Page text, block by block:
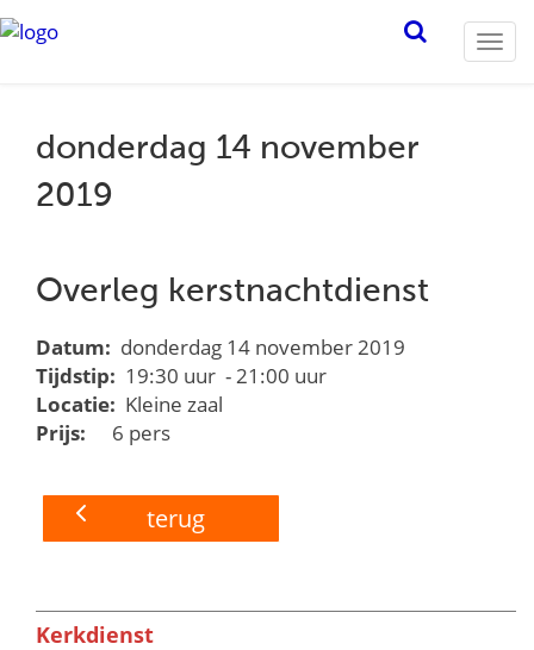
donderdag 14 november
2019
Overleg kerstnachtdienst
Datum: donderdag 14 november 2019
Tijdstip: 19:30 uur - 21:00 uur
Locatie: Kleine zaal
Prijs:
6 pers
terug
Kerkdienst